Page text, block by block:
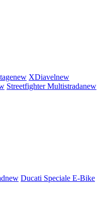
new XDiavelnew
StreetfighterMultistradanew
new Ducati Speciale E-Bike